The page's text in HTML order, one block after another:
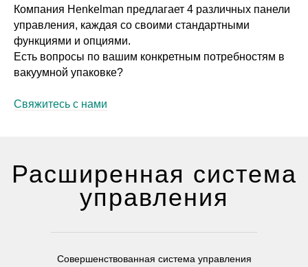
Компания Henkelman предлагает 4 различных панели
управления, каждая со своими стандартными
функциями и опциями.
Есть вопросы по вашим конкретным потребностям в
вакуумной упаковке?
Свяжитесь с нами
Расширенная система
управления
Совершенствованная система управления